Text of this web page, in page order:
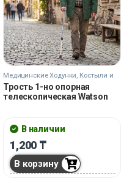
Медицинские Ходунки, Костыли и
Трости
Трость 1-но опорная
телескопическая Watson
В наличии
1,200 ₸
В корзину